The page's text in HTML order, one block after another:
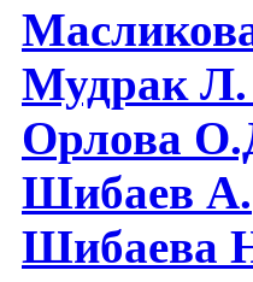
Мудрак
Орлова
Шибаев А.
Шибаева